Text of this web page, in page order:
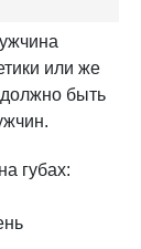
или же
быть
губах: